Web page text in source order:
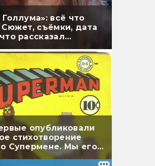
всё что
Сюжет, съёмки, дата
рассказал
опубликовали
стихотворение
о Супермене. Мы его